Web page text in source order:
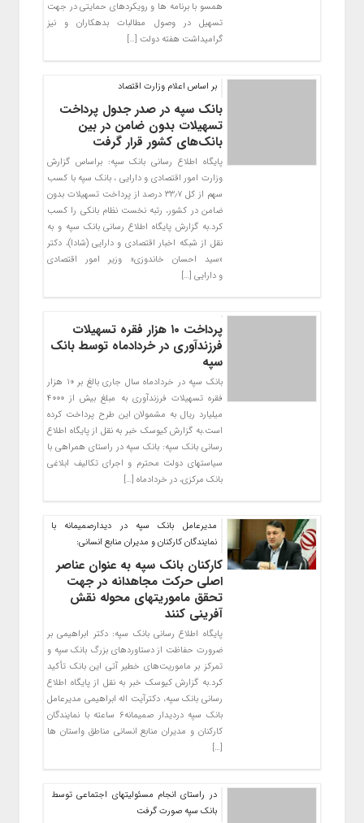
همسو با برنامه ها و رویکردهای حمایتی در جهت
تسهیل در وصول مطالبات بدهکاران و نیز
گرامیداشت هفته دولت […]
بر اساس اعلام وزارت اقتصاد
بانک سپه در صدر جدول پرداخت
تسهیلات بدون ضامن در بین
بانک‌های کشور قرار گرفت
پایگاه اطلاع رسانی بانک سپه: براساس گزارش
وزارت امور اقتصادی و دارایی ، بانک سپه با کسب
سهم از کل ۳۳٫۷ درصد از پرداخت تسهیلات بدون
ضامن در کشور، رتبه نخست نظام بانکی را کسب
کرد.به گزارش پایگاه اطلاع رسانی بانک سپه و به
نقل از شبکه اخبار اقتصادی و دارایی (شادا)، دکتر
«سید احسان خاندوزی» وزیر امور اقتصادی
و دارایی […]
پرداخت ۱۰ هزار فقره تسهیلات
فرزندآوری در خردادماه توسط بانک
سپه
بانک سپه در خردادماه سال جاری بالغ بر ۱۰ هزار
فقره تسهیلات فرزندآوری به مبلغ بیش از ۴۰۰۰
میلیارد ریال به مشمولان این طرح پرداخت کرده
است.به گزارش کیوسک خبر به نقل از پایگاه اطلاع
رسانی بانک سپه: بانک سپه در راستای همراهی با
سیاستهای دولت محترم و اجرای تکالیف ابلاغی
بانک مرکزی، در خردادماه […]
مدیرعامل بانک سپه در دیدارصمیمانه با
نمایندگان کارکنان و مدیران منابع انسانی:
کارکنان بانک سپه به عنوان عناصر
اصلی حرکت مجاهدانه در جهت
تحقق ماموریتهای محوله نقش
آفرینی کنند
پایگاه اطلاع رسانی بانک سپه: دکتر ابراهیمی بر
ضرورت حفاظت از دستاوردهای بزرگ بانک سپه و
تمرکز بر ماموریت‌های خطیر آتی این بانک تأکید
کرد.به گزارش کیوسک خبر به نقل از پایگاه اطلاع
رسانی بانک سپه، دکترآیت اله ابراهیمی مدیرعامل
بانک سپه دردیدار صمیمانه۶ ساعته با نمایندگان
کارکنان و مدیران منابع انسانی مناطق واستان ها
[…]
در راستای انجام مسئولیتهای اجتماعی توسط
بانک سپه صورت گرفت